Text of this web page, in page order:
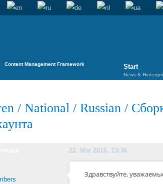
Content Management Framework Start
News &
/ National / Russian /
22. Mai 2016, 13:36
Здравствуйте,